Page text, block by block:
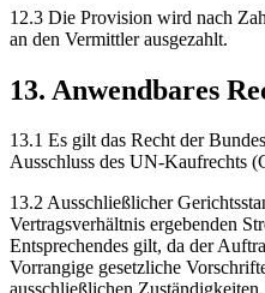
12.3 Die Provision wird nach
an den Vermittler ausgezahlt.
13. Anwendbares
13.1 Es gilt das Recht der
Ausschluss des UN-Kaufrechts
13.2 Ausschließlicher
Vertragsverhältnis ergebenden
Entsprechendes gilt, da der
Vorrangige gesetzliche